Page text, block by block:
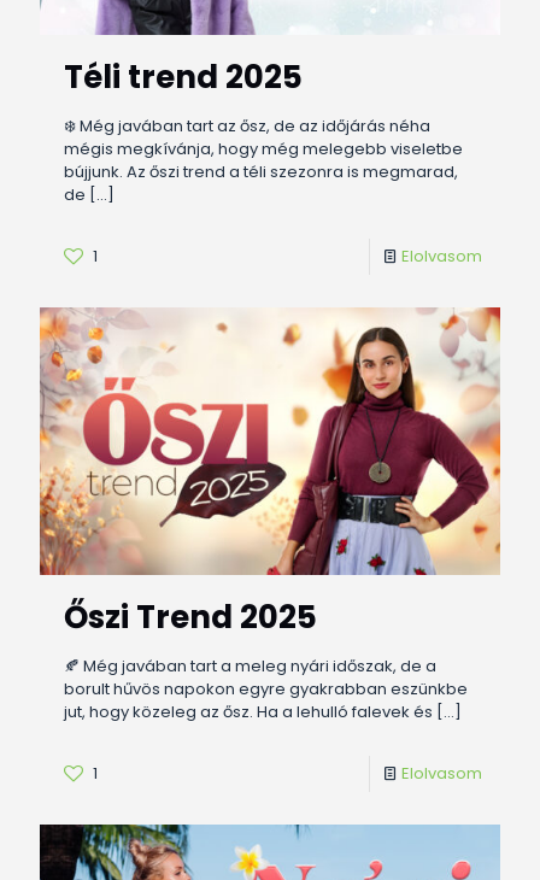
Téli trend 2025
❄️ Még javában tart az ősz, de az időjárás néha
mégis megkívánja, hogy még melegebb viseletbe
bújjunk. Az őszi trend a téli szezonra is megmarad,
de […]
1 Elolvasom
Őszi Trend 2025
🍂 Még javában tart a meleg nyári időszak, de a
borult hűvös napokon egyre gyakrabban eszünkbe
jut, hogy közeleg az ősz. Ha a lehulló falevek és […]
1 Elolvasom